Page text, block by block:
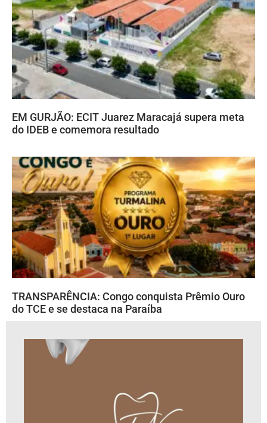
EM GURJÃO: ECIT Juarez Maracajá supera meta
do IDEB e comemora resultado
TRANSPARÊNCIA: Congo conquista Prêmio Ouro
do TCE e se destaca na Paraíba